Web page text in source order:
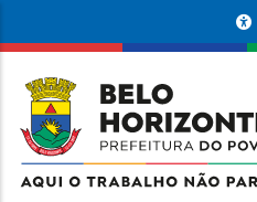
conteúdo
principal
da
Prefeitura
de